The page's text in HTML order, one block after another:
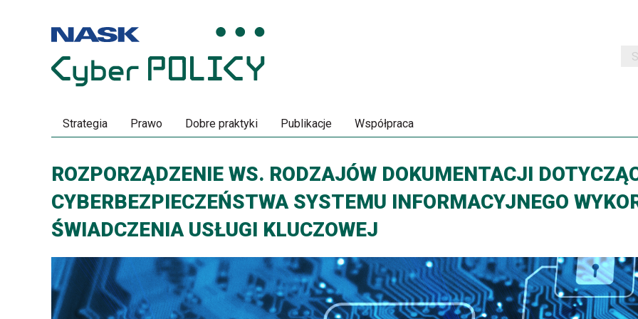
Przeskocz
Przeskocz
Strategia Prawo Dobre praktyki Publikacje Współpraca
ROZPORZĄDZENIE WS. RODZAJÓW DOKUMENTACJI
CYBERBEZPIECZEŃSTWA SYSTEMU INFORMACYJNEGO
ŚWIADCZENIA USŁUGI KLUCZOWEJ